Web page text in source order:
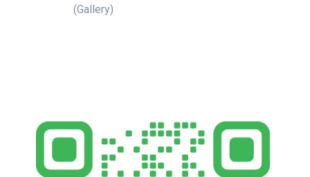
(Gallery)